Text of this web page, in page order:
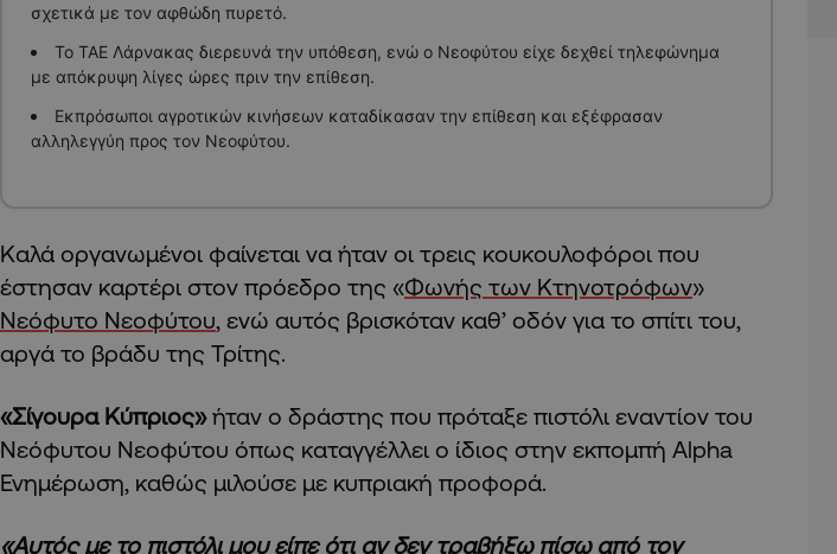
σχετικά με τον αφθώδη πυρετό.
Το ΤΑΕ Λάρνακας διερευνά την υπόθεση, ενώ ο Νεοφύτου είχε δεχθεί τηλεφώνημα
με απόκρυψη λίγες ώρες πριν την επίθεση.
Εκπρόσωποι αγροτικών κινήσεων καταδίκασαν την επίθεση και εξέφρασαν
αλληλεγγύη προς τον Νεοφύτου.
Καλά οργανωμένοι φαίνεται να ήταν οι τρεις κουκουλοφόροι που
έστησαν καρτέρι στον πρόεδρο της «Φωνής των Κτηνοτρόφων»
Νεόφυτο Νεοφύτου, ενώ αυτός βρισκόταν καθ’ οδόν για το σπίτι του,
αργά το βράδυ της Τρίτης.
«Σίγουρα Κύπριος»ήταν ο δράστης που πρόταξε πιστόλι εναντίον του
Νεόφυτου Νεοφύτου όπως καταγγέλλει ο ίδιος στην εκπομπή Alpha
Ενημέρωση, καθώς μιλούσε με κυπριακή προφορά.
«Αυτός με το πιστόλι μου είπε ότι αν δεν τραβήξω πίσω από τον